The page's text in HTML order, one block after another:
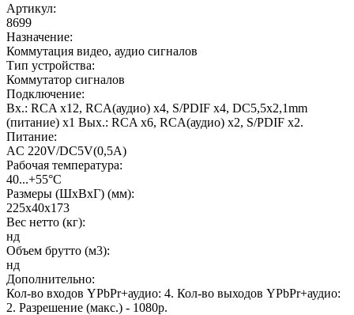
Артикул:
8699
Назначение:
Коммутация видео, аудио сигналов
Тип устройства:
Коммутатор сигналов
Подключение:
Вх.: RCA х12, RCA(аудио) x4, S/PDIF x4, DC5,5x2,1mm
(питание) x1 Вых.: RCA х6, RCA(аудио) x2, S/PDIF x2.
Питание:
AC 220V/DC5V(0,5A)
Рабочая температура:
­40...+55°С
Размеры (ШхВхГ) (мм):
225х40х173
Вес нетто (кг):
нд
Объем брутто (м3):
нд
Дополнительно:
Кол-во входов YPbPr+аудио: 4. Кол-во выходов YPbPr+аудио:
2. Разрешение (макс.) - 1080p.